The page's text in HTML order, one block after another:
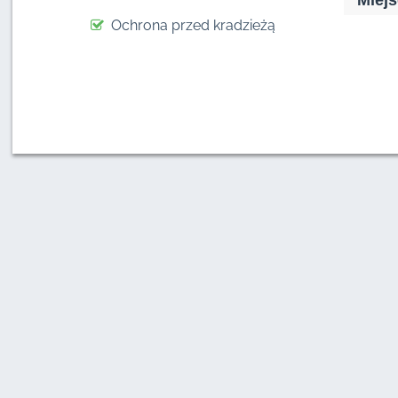
Ochrona przed kradzieżą